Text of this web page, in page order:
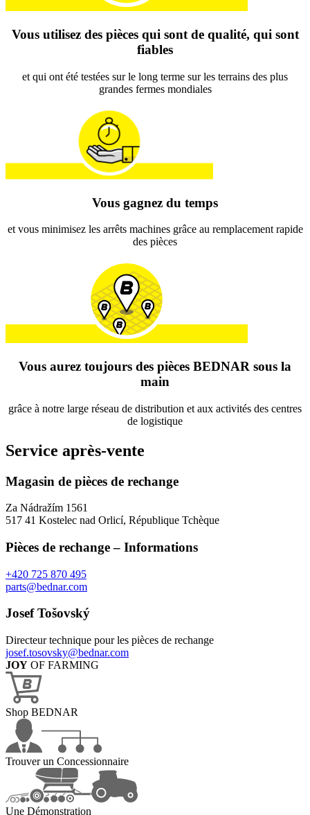
Vous utilisez des pièces qui sont de qualité, qui sont
fiables
et qui ont été testées sur le long terme sur les terrains des plus
grandes fermes mondiales
Vous gagnez du temps
et vous minimisez les arrêts machines grâce au remplacement rapide
des pièces
Vous aurez toujours des pièces BEDNAR sous la
main
grâce à notre large réseau de distribution et aux activités des centres
de logistique
Service après-vente
Magasin de pièces de rechange
Za Nádražím 1561
517 41 Kostelec nad Orlicí, République Tchèque
Pièces de rechange – Informations
+420 725 870 495
parts@bednar.com
Josef Tošovský
Directeur technique pour les pièces de rechange
josef.tosovsky@bednar.com
JOY OF FARMING
Shop BEDNAR
Trouver un Concessionnaire
Une Démonstration